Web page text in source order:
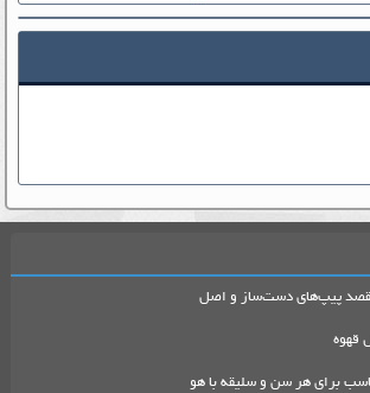
مقصد پیپ‌های دست‌ساز و اصل
قهوه
برای هر سن و سلیقه با هو